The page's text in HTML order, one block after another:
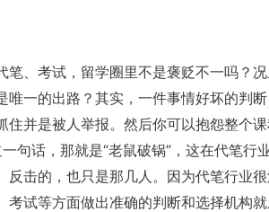
、考试，留学圈里不是褒贬不一吗？
一的出路？其实，一件事情好坏的判
并是被人举报。然后你可以抱怨整个
句话，那就是“老鼠破锅”，这在代笔行
反击的，也只是那几人。因为代笔行业
试等方面做出准确的判断和选择机构